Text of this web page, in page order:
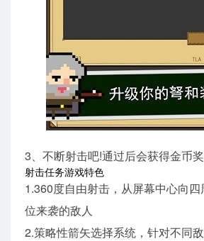
3、不断射击吧!通过后会获得金币
射击任务游戏特色
1.360度自由射击，从屏幕中心向
位来袭的敌人
2.策略性箭矢选择系统，针对不同